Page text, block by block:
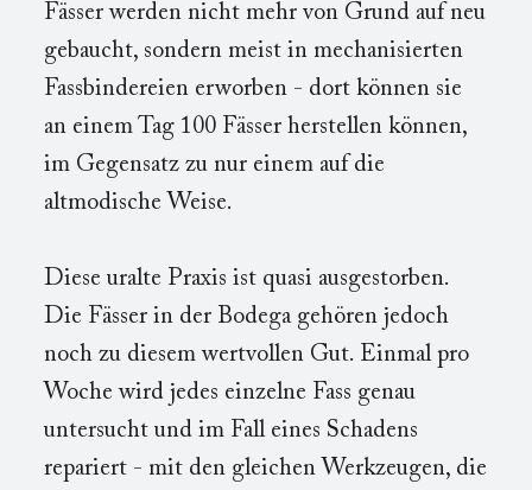
Fässer werden nicht mehr von Grund auf neu
gebaucht, sondern meist in mechanisierten
Fassbindereien erworben - dort können sie
an einem Tag 100 Fässer herstellen können,
im Gegensatz zu nur einem auf die
altmodische Weise.
Diese uralte Praxis ist quasi ausgestorben.
Die Fässer in der Bodega gehören jedoch
noch zu diesem wertvollen Gut. Einmal pro
Woche wird jedes einzelne Fass genau
untersucht und im Fall eines Schadens
repariert - mit den gleichen Werkzeugen, die